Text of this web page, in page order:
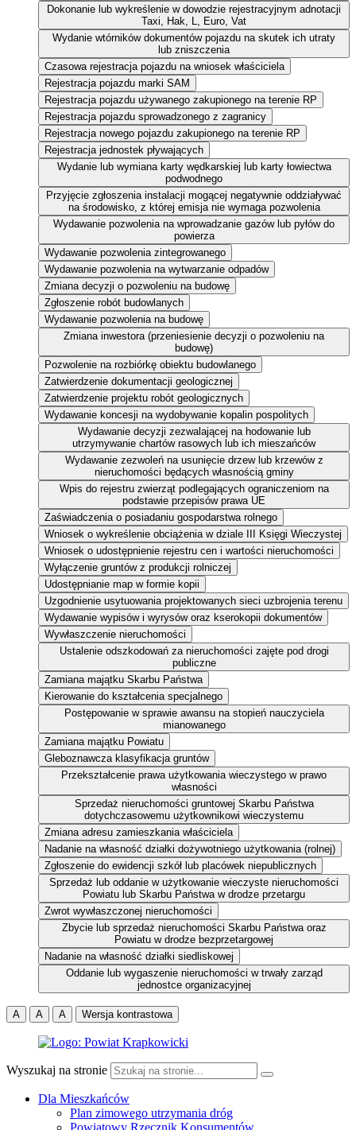
Dokonanie lub wykreślenie w dowodzie rejestracyjnym adnotacji
Taxi, Hak, L, Euro, Vat
Wydanie wtórników dokumentów pojazdu na skutek ich utraty
lub zniszczenia
Czasowa rejestracja pojazdu na wniosek właściciela
Rejestracja pojazdu marki SAM
Rejestracja pojazdu używanego zakupionego na terenie RP
Rejestracja pojazdu sprowadzonego z zagranicy
Rejestracja nowego pojazdu zakupionego na terenie RP
Rejestracja jednostek pływających
Wydanie lub wymiana karty wędkarskiej lub karty łowiectwa
podwodnego
Przyjęcie zgłoszenia instalacji mogącej negatywnie oddziaływać
na środowisko, z której emisja nie wymaga pozwolenia
Wydawanie pozwolenia na wprowadzanie gazów lub pyłów do
powierza
Wydawanie pozwolenia zintegrowanego
Wydawanie pozwolenia na wytwarzanie odpadów
Zmiana decyzji o pozwoleniu na budowę
Zgłoszenie robót budowlanych
Wydawanie pozwolenia na budowę
Zmiana inwestora (przeniesienie decyzji o pozwoleniu na
budowę)
Pozwolenie na rozbiórkę obiektu budowlanego
Zatwierdzenie dokumentacji geologicznej
Zatwierdzenie projektu robót geologicznych
Wydawanie koncesji na wydobywanie kopalin pospolitych
Wydawanie decyzji zezwalającej na hodowanie lub
utrzymywanie chartów rasowych lub ich mieszańców
Wydawanie zezwoleń na usunięcie drzew lub krzewów z
nieruchomości będących własnością gminy
Wpis do rejestru zwierząt podlegających ograniczeniom na
podstawie przepisów prawa UE
Zaświadczenia o posiadaniu gospodarstwa rolnego
Wniosek o wykreślenie obciążenia w dziale III Księgi Wieczystej
Wniosek o udostępnienie rejestru cen i wartości nieruchomości
Wyłączenie gruntów z produkcji rolniczej
Udostępnianie map w formie kopii
Uzgodnienie usytuowania projektowanych sieci uzbrojenia terenu
Wydawanie wypisów i wyrysów oraz kserokopii dokumentów
Wywłaszczenie nieruchomości
Ustalenie odszkodowań za nieruchomości zajęte pod drogi
publiczne
Zamiana majątku Skarbu Państwa
Kierowanie do kształcenia specjalnego
Postępowanie w sprawie awansu na stopień nauczyciela
mianowanego
Zamiana majątku Powiatu
Gleboznawcza klasyfikacja gruntów
Przekształcenie prawa użytkowania wieczystego w prawo
własności
Sprzedaż nieruchomości gruntowej Skarbu Państwa
dotychczasowemu użytkownikowi wieczystemu
Zmiana adresu zamieszkania właściciela
Nadanie na własność działki dożywotniego użytkowania (rolnej)
Zgłoszenie do ewidencji szkół lub placówek niepublicznych
Sprzedaż lub oddanie w użytkowanie wieczyste nieruchomości
Powiatu lub Skarbu Państwa w drodze przetargu
Zwrot wywłaszczonej nieruchomości
Zbycie lub sprzedaż nieruchomości Skarbu Państwa oraz
Powiatu w drodze bezprzetargowej
Nadanie na własność działki siedliskowej
Oddanie lub wygaszenie nieruchomości w trwały zarząd
jednostce organizacyjnej
A A A Wersja kontrastowa
Wyszukaj na stronie
Dla Mieszkańców
Plan zimowego utrzymania dróg